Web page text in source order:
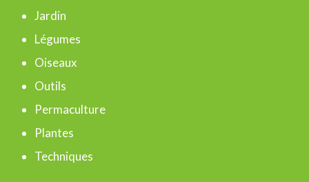
Jardin
Légumes
Oiseaux
Outils
Permaculture
Plantes
Techniques